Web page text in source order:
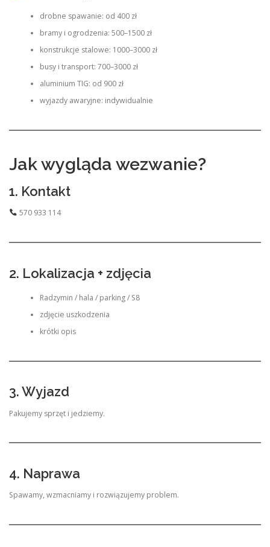
drobne spawanie: od 400 zł
bramy i ogrodzenia: 500–1500 zł
konstrukcje stalowe: 1000–3000 zł
busy i transport: 700–3000 zł
aluminium TIG: od 900 zł
wyjazdy awaryjne: indywidualnie
Jak wygląda wezwanie?
1. Kontakt
570 933 114
2. Lokalizacja + zdjęcia
Radzymin / hala / parking / S8
zdjęcie uszkodzenia
krótki opis
3. Wyjazd
Pakujemy sprzęt i jedziemy.
4. Naprawa
Spawamy, wzmacniamy i rozwiązujemy problem.